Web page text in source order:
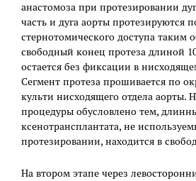
анастомоза при протезировании
часть и дуга аорты протезируются
стернотомического доступа таким
свободный конец протеза длиной
остается без фиксации в
Сегмент протеза прошивается по
культи нисходящего отдела аорты.
процедуры обусловлено тем,
ксенотрансплантата, не
протезировании, находится в
На втором этапе через